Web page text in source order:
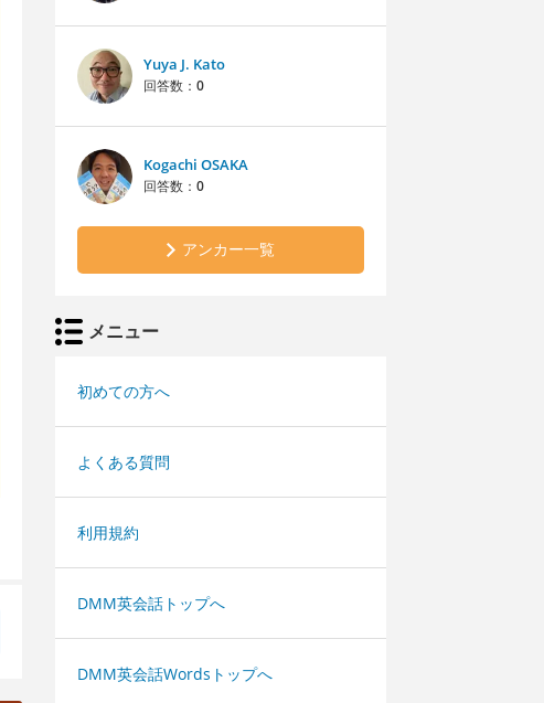
Yuya J. Kato
回答数： 0
Kogachi OSAKA
回答数： 0
アンカー一覧
メニュー
初めての方へ
よくある質問
利用規約
DMM英会話トップへ
DMM英会話Wordsトップへ